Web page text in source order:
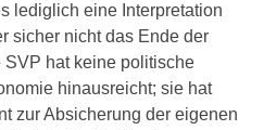
lediglich eine Interpretation
sicher nicht das Ende der
hat keine politische
hinausreicht; sie hat
zur Absicherung der eigenen